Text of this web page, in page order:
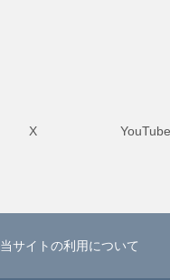
X YouTube
当サイトの利用について